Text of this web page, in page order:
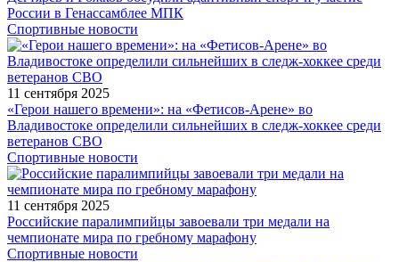
России в Генассамблее МПК
Спортивные новости
11 сентября 2025
«Герои нашего времени»: на «Фетисов-Арене» во
Владивостоке определили сильнейших в следж-хоккее среди
ветеранов СВО
Спортивные новости
11 сентября 2025
Российские паралимпийцы завоевали три медали на
чемпионате мира по гребному марафону
Спортивные новости